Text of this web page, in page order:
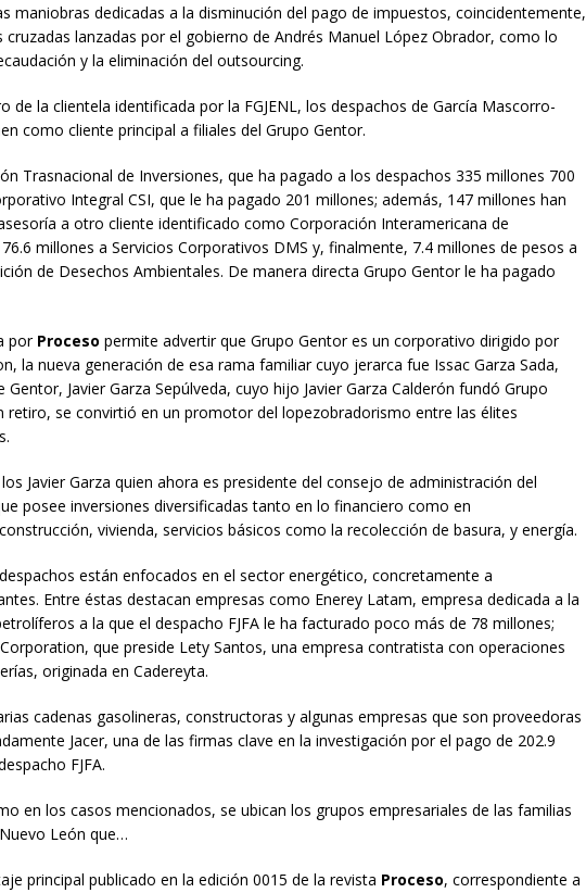
maniobras dedicadas a la disminución del pago de impuestos, coincidentemente,
lanzadas por el gobierno de Andrés Manuel López Obrador, como lo
y la eliminación del outsourcing.
de la clientela identificada por la FGJENL, los despachos de García Mascorro-
como cliente principal a filiales del Grupo Gentor.
Trasnacional de Inversiones, que ha pagado a los despachos 335 millones 700
Integral CSI, que le ha pagado 201 millones; además, 147 millones han
a otro cliente identificado como Corporación Interamericana de
millones a Servicios Corporativos DMS y, finalmente, 7.4 millones de pesos a
de Desechos Ambientales. De manera directa Grupo Gentor le ha pagado
por Proceso permite advertir que Grupo Gentor es un corporativo dirigido por
la nueva generación de esa rama familiar cuyo jerarca fue Issac Garza Sada,
Javier Garza Sepúlveda, cuyo hijo Javier Garza Calderón fundó Grupo
retiro, se convirtió en un promotor del lopezobradorismo entre las élites
Javier Garza quien ahora es presidente del consejo de administración del
posee inversiones diversificadas tanto en lo financiero como en
vivienda, servicios básicos como la recolección de basura, y energía.
están enfocados en el sector energético, concretamente a
Entre éstas destacan empresas como Enerey Latam, empresa dedicada a la
a la que el despacho FJFA le ha facturado poco más de 78 millones;
que preside Lety Santos, una empresa contratista con operaciones
originada en Cadereyta.
cadenas gasolineras, constructoras y algunas empresas que son proveedoras
Jacer, una de las firmas clave en la investigación por el pago de 202.9
FJFA.
en los casos mencionados, se ubican los grupos empresariales de las familias
León que…
principal publicado en la edición 0015 de la revista Proceso, correspondiente a